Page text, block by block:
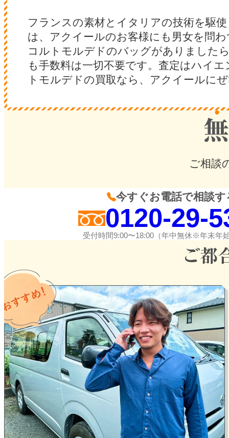
フランスの素材とイタリアの技術を駆
は、アクイールのお客様にも男女を問
コルトモルデドのバッグがありました
も手数料は一切不要です。査定はハイ
トモルデドの買取なら、アクイールに
ご相談
今すぐお電話で相談す
0120-29-
受付時間9:00〜18:00（年中無休※年末年
ル
ー
プ
リ
ン
ク